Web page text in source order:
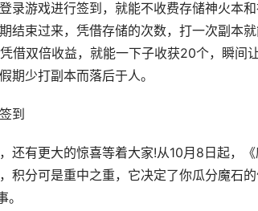
游戏进行签到，就能不收费存储神火本和
结束过来，凭借存储的次数，打一次副本
借双倍收益，就能一下子收获20个，瞬间
期少打副本而落后于人。
到
有更大的惊喜等着大家!从10月8日起，《
积分可是重中之重，它决定了你瓜分魔石